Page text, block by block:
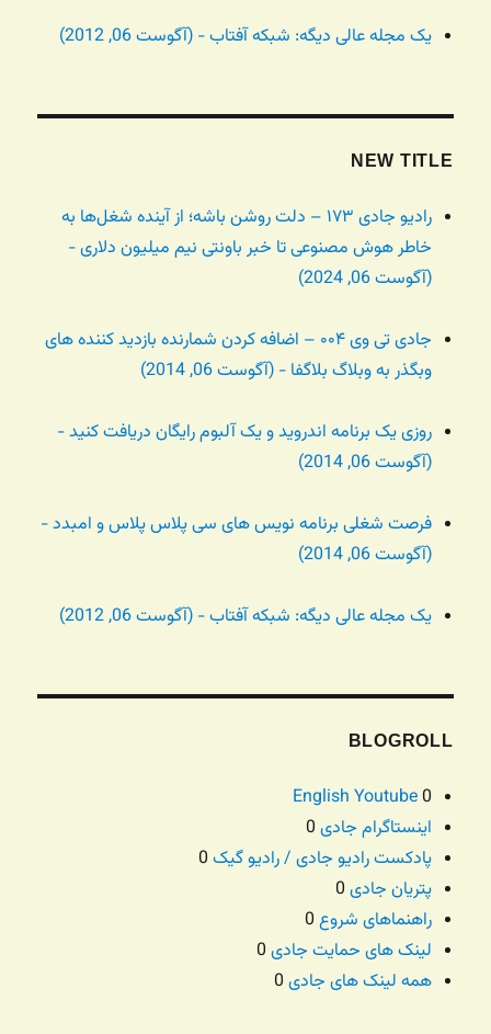
یک مجله عالی دیگه: شبکه آفتاب - (آگوست 06, 2012)
NEW TITLE
رادیو جادی ۱۷۳ – دلت روشن باشه؛ از آینده شغل‌ها به
خاطر هوش مصنوعی تا خبر باونتی نیم میلیون دلاری -
(آگوست 06, 2024)
جادی تی وی ۰۰۴ – اضافه کردن شمارنده بازدید کننده های
وبگذر به وبلاگ بلاگفا - (آگوست 06, 2014)
روزی یک برنامه اندروید و یک آلبوم رایگان دریافت کنید -
(آگوست 06, 2014)
فرصت شغلی برنامه نویس های سی پلاس پلاس و امبدد -
(آگوست 06, 2014)
یک مجله عالی دیگه: شبکه آفتاب - (آگوست 06, 2012)
BLOGROLL
English Youtube0
اینستاگرام جادی
پادکست رادیو جادی / رادیو گیک
پتریان جادی
راهنماهای شروع
لینک های حمایت جادی
همه لینک های جادی